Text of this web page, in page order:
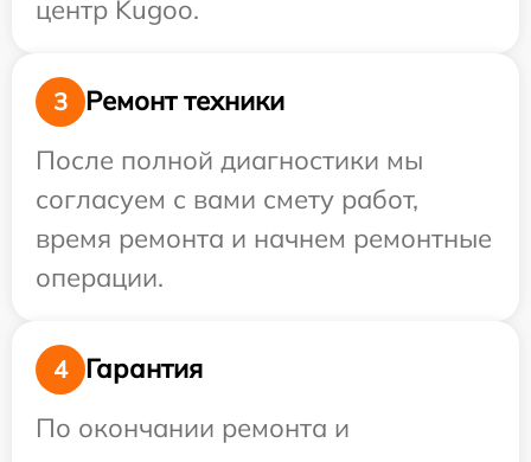
центр Kugoo.
3
Ремонт техники
После полной диагностики мы
согласуем с вами смету работ,
время ремонта и начнем ремонтные
операции.
4
Гарантия
По окончании ремонта и